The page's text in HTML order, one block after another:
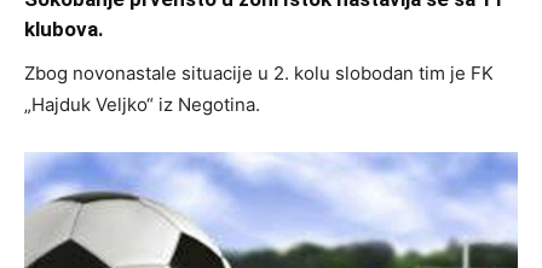
klubova.
Zbog novonastale situacije u 2. kolu slobodan tim je FK
„Hajduk Veljko“ iz Negotina.